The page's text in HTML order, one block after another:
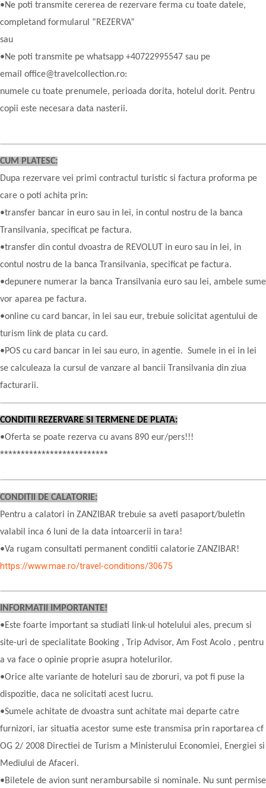
•Ne poti transmite cererea de rezervare ferma cu toate datele,
completand formularul “REZERVA”
sau
•Ne poti transmite pe whatsapp +40722995547 sau pe
email office@travelcollection.ro:
numele cu toate prenumele, perioada dorita, hotelul dorit. Pentru
copii este necesara data nasterii.
CUM PLATESC:
Dupa rezervare vei primi contractul turistic si factura proforma pe
care o poti achita prin:
•transfer bancar in euro sau in lei, in contul nostru de la banca
Transilvania, specificat pe factura.
•transfer din contul dvoastra de REVOLUT in euro sau in lei, in
contul nostru de la banca Transilvania, specificat pe factura.
•depunere numerar la banca Transilvania euro sau lei, ambele sume
vor aparea pe factura.
•online cu card bancar, in lei sau eur, trebuie solicitat agentului de
turism link de plata cu card.
•POS cu card bancar in lei sau euro, in agentie. Sumele in ei in lei
se calculeaza la cursul de vanzare al bancii Transilvania din ziua
facturarii.
CONDITII REZERVARE SI TERMENE DE PLATA:
•Oferta se poate rezerva cu avans 890 eur/pers!!!
**************************
CONDITII DE CALATORIE:
Pentru a calatori in ZANZIBAR trebuie sa aveti pasaport/buletin
valabil inca 6 luni de la data intoarcerii in tara!
•Va rugam consultati permanent conditii calatorie ZANZIBAR!
https://www.mae.ro/travel-conditions/30675
INFORMATII IMPORTANTE!
•Este foarte important sa studiati link-ul hotelului ales, precum si
site-uri de specialitate Booking , Trip Advisor, Am Fost Acolo , pentru
a va face o opinie proprie asupra hotelurilor.
•Orice alte variante de hoteluri sau de zboruri, va pot fi puse la
dispozitie, daca ne solicitati acest lucru.
•Sumele achitate de dvoastra sunt achitate mai departe catre
furnizori, iar situatia acestor sume este transmisa prin raportarea cf
OG 2/ 2008 Directiei de Turism a Ministerului Economiei, Energiei si
Mediului de Afaceri.
•Biletele de avion sunt nerambursabile si nominale. Nu sunt permise